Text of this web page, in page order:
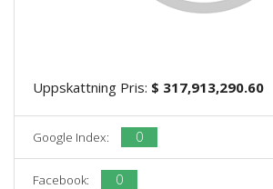
Uppskattning Pris: $ 317,913,290.60
Google Index: 0
Facebook: 0